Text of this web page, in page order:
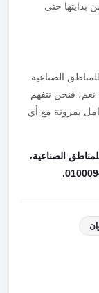
حتى
الصناعية:
فنحن نتفهم
بمرونة مع أي
الصناعية،